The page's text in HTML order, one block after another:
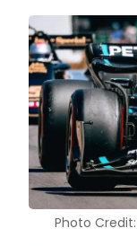
Photo